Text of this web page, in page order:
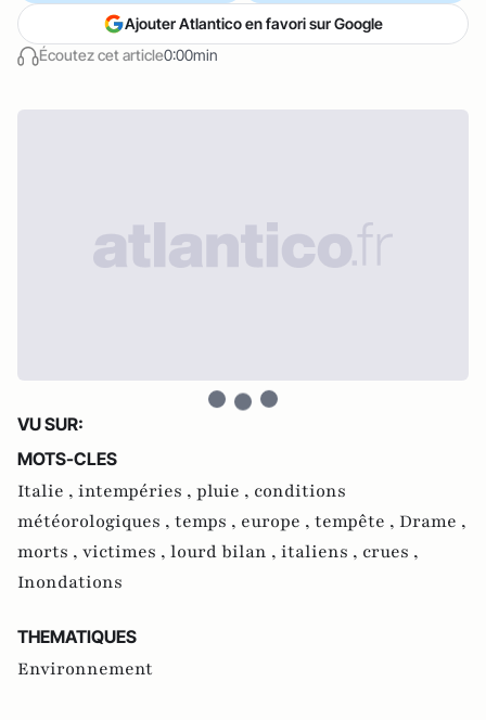
Écoutez cet article0:00min
Ajouter Atlantico en favori sur Google
VU SUR:
MOTS-CLES
Italie , intempéries , pluie , conditions
météorologiques , temps , europe , tempête , Drame ,
morts , victimes , lourd bilan , italiens , crues ,
Inondations
THEMATIQUES
Environnement